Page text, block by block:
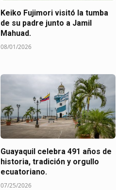
Keiko Fujimori visitó la tumba
de su padre junto a Jamil
Mahuad.
08/01/2026
Guayaquil celebra 491 años de
historia, tradición y orgullo
ecuatoriano.
07/25/2026